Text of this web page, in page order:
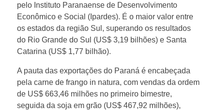
a
n
á
l
pelo Instituto Paranaense de Desenvolvimento
Econômico e Social (Ipardes). É o maior valor entre
os estados da região Sul, superando os resultados
do Rio Grande do Sul (US$ 3,19 bilhões) e Santa
Catarina (US$ 1,77 bilhão).
A pauta das exportações do Paraná é encabeçada
pela carne de frango in natura, com vendas da ordem
de US$ 663,46 milhões no primeiro bimestre,
seguida da soja em grão (US$ 467,92 milhões),